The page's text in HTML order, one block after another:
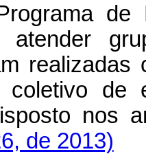
de
atender
realizadas
de
nos
de 2013)